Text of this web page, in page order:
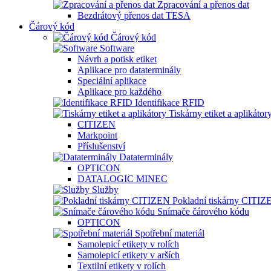
Zpracování a přenos dat
Bezdrátový přenos dat TESA
Čárový kód
Čárový kód
Software
Návrh a potisk etiket
Aplikace pro dataterminály
Speciální aplikace
Aplikace pro každého
Identifikace RFID
Tiskárny etiket a
CITIZEN
Markpoint
Příslušenství
Dataterminály
OPTICON
DATALOGIC MINEC
Služby
Pokladní tiskárny
Snímače čárového kódu
OPTICON
Spotřební materiál
Samolepicí etikety v rolích
Samolepicí etikety v arších
Textilní etikety v rolích